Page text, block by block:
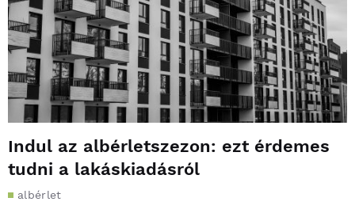
Indul az albérletszezon: ezt érdemes
tudni a lakáskiadásról
albérlet